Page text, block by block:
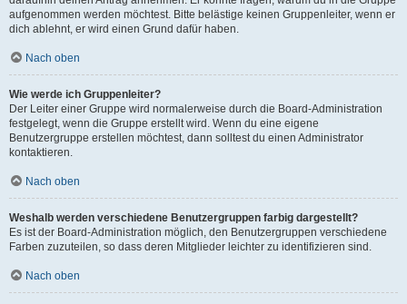
aufgenommen werden möchtest. Bitte belästige keinen Gruppenleiter, wenn er
dich ablehnt, er wird einen Grund dafür haben.
Nach oben
Wie werde ich Gruppenleiter?
Der Leiter einer Gruppe wird normalerweise durch die Board-Administration
festgelegt, wenn die Gruppe erstellt wird. Wenn du eine eigene
Benutzergruppe erstellen möchtest, dann solltest du einen Administrator
kontaktieren.
Nach oben
Weshalb werden verschiedene Benutzergruppen farbig dargestellt?
Es ist der Board-Administration möglich, den Benutzergruppen verschiedene
Farben zuzuteilen, so dass deren Mitglieder leichter zu identifizieren sind.
Nach oben